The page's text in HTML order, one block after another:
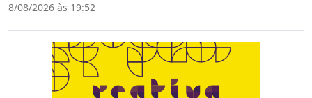
8/08/2026 às 19:52